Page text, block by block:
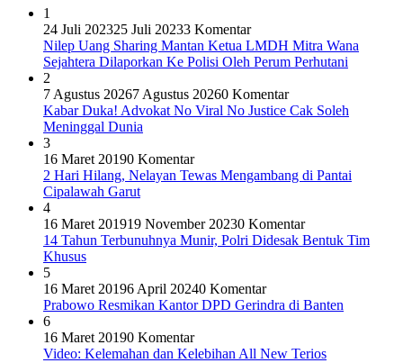
1
24 Juli 202325 Juli 20233 Komentar
Nilep Uang Sharing Mantan Ketua LMDH Mitra Wana
Sejahtera Dilaporkan Ke Polisi Oleh Perum Perhutani
2
7 Agustus 20267 Agustus 20260 Komentar
Kabar Duka! Advokat No Viral No Justice Cak Soleh
Meninggal Dunia
3
16 Maret 20190 Komentar
2 Hari Hilang, Nelayan Tewas Mengambang di Pantai
Cipalawah Garut
4
16 Maret 201919 November 20230 Komentar
14 Tahun Terbunuhnya Munir, Polri Didesak Bentuk Tim
Khusus
5
16 Maret 20196 April 20240 Komentar
Prabowo Resmikan Kantor DPD Gerindra di Banten
6
16 Maret 20190 Komentar
Video: Kelemahan dan Kelebihan All New Terios